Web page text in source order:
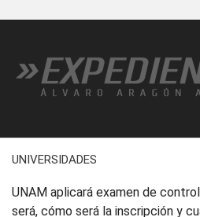
UNIVERSIDADES
UNAM aplicará examen de
será, cómo será la inscripción y